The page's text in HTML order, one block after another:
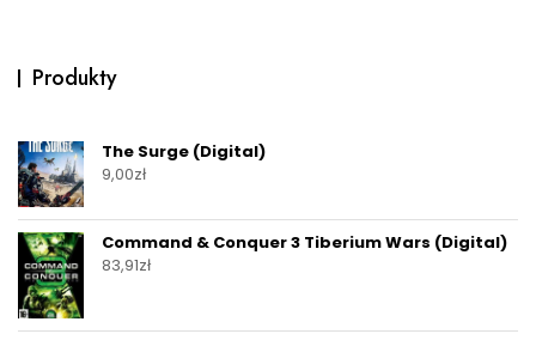
Produkty
The Surge (Digital)
9,00zł
Command & Conquer 3 Tiberium Wars (Digital)
83,91zł